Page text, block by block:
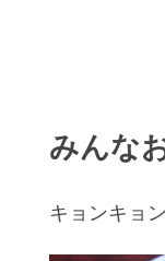
みんな
キョンキョ